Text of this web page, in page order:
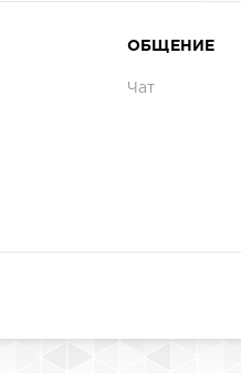
ОБЩЕНИЕ
Чат